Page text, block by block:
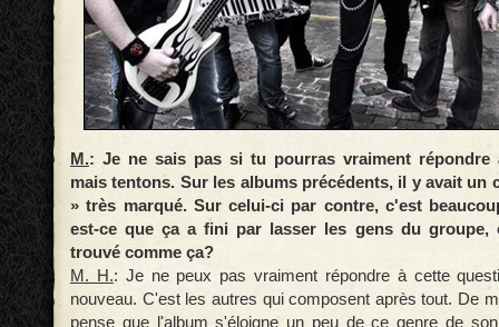
M.: Je ne sais pas si tu pourras vraiment répondre
mais tentons. Sur les albums précédents, il y avait un
» très marqué. Sur celui-ci par contre, c'est
est-ce que ça a fini par lasser les gens du groupe,
trouvé comme ça?
M. H.: Je ne peux pas vraiment répondre à cette
nouveau. C'est les autres qui composent après tout. De
pense que l'album s'éloigne un peu de ce genre de